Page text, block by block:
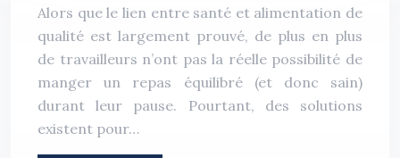
Alors que le lien entre santé et alimentation de
qualité est largement prouvé, de plus en plus
de travailleurs n’ont pas la réelle possibilité de
manger un repas équilibré (et donc sain)
durant leur pause. Pourtant, des solutions
existent pour…